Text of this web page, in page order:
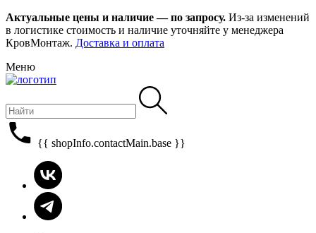
Актуальные цены и наличие — по запросу. Из-за изменений
в логистике стоимость и наличие уточняйте у менеджера
КровМонтаж. Доставка и оплата
Меню
{{ shopInfo.contactMain.base }}